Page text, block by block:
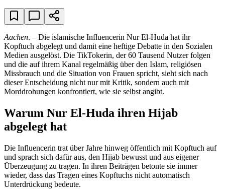
Aachen. – Die islamische Influencerin Nur El-Huda hat ihr
Kopftuch abgelegt und damit eine heftige Debatte in den Sozialen
Medien ausgelöst. Die TikTokerin, der 60 Tausend Nutzer folgen
und die auf ihrem Kanal regelmäßig über den Islam, religiösen
Missbrauch und die Situation von Frauen spricht, sieht sich nach
dieser Entscheidung nicht nur mit Kritik, sondern auch mit
Morddrohungen konfrontiert, wie sie selbst angibt.
Warum Nur El-Huda ihren Hijab
abgelegt hat
Die Influencerin trat über Jahre hinweg öffentlich mit Kopftuch auf
und sprach sich dafür aus, den Hijab bewusst und aus eigener
Überzeugung zu tragen. In ihren Beiträgen betonte sie immer
wieder, dass das Tragen eines Kopftuchs nicht automatisch
Unterdrückung bedeute.